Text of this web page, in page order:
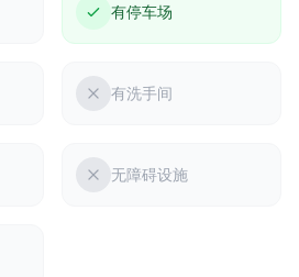
有停车场
有洗手间
无障碍设施